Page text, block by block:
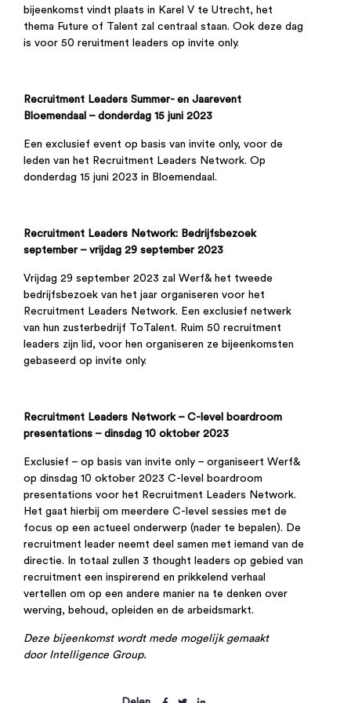
bijeenkomst vindt plaats in Karel V te Utrecht, het
thema Future of Talent zal centraal staan. Ook deze dag
is voor 50 reruitment leaders op invite only.
Recruitment Leaders Summer- en Jaarevent
Bloemendaal – donderdag 15 juni 2023
Een exclusief event op basis van invite only, voor de
leden van het Recruitment Leaders Network. Op
donderdag 15 juni 2023 in Bloemendaal.
Recruitment Leaders Network: Bedrijfsbezoek
september – vrijdag 29 september 2023
Vrijdag 29 september 2023 zal Werf& het tweede
bedrijfsbezoek van het jaar organiseren voor het
Recruitment Leaders Network. Een exclusief netwerk
van hun zusterbedrijf ToTalent. Ruim 50 recruitment
leaders zijn lid, voor hen organiseren ze bijeenkomsten
gebaseerd op invite only.
Recruitment Leaders Network – C-level boardroom
presentations – dinsdag 10 oktober 2023
Exclusief – op basis van invite only – organiseert Werf&
op dinsdag 10 oktober 2023 C-level boardroom
presentations voor het Recruitment Leaders Network.
Het gaat hierbij om meerdere C-level sessies met de
focus op een actueel onderwerp (nader te bepalen). De
recruitment leader neemt deel samen met iemand van de
directie. In totaal zullen 3 thought leaders op gebied van
recruitment een inspirerend en prikkelend verhaal
vertellen om op een andere manier na te denken over
werving, behoud, opleiden en de arbeidsmarkt.
Deze bijeenkomst wordt mede mogelijk gemaakt
door Intelligence Group.